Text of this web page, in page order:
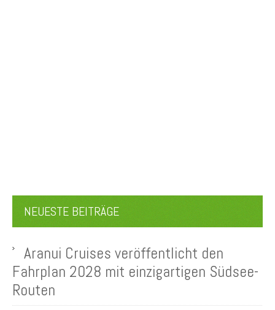
NEUESTE BEITRÄGE
Aranui Cruises veröffentlicht den
Fahrplan 2028 mit einzigartigen Südsee-
Routen